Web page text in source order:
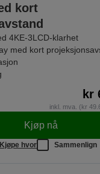
kort
4KE-3LCD-klarhet
med kort
kr
inkl. mva. (kr
Kjøp nå
Kjøpe hvor Sammenlign